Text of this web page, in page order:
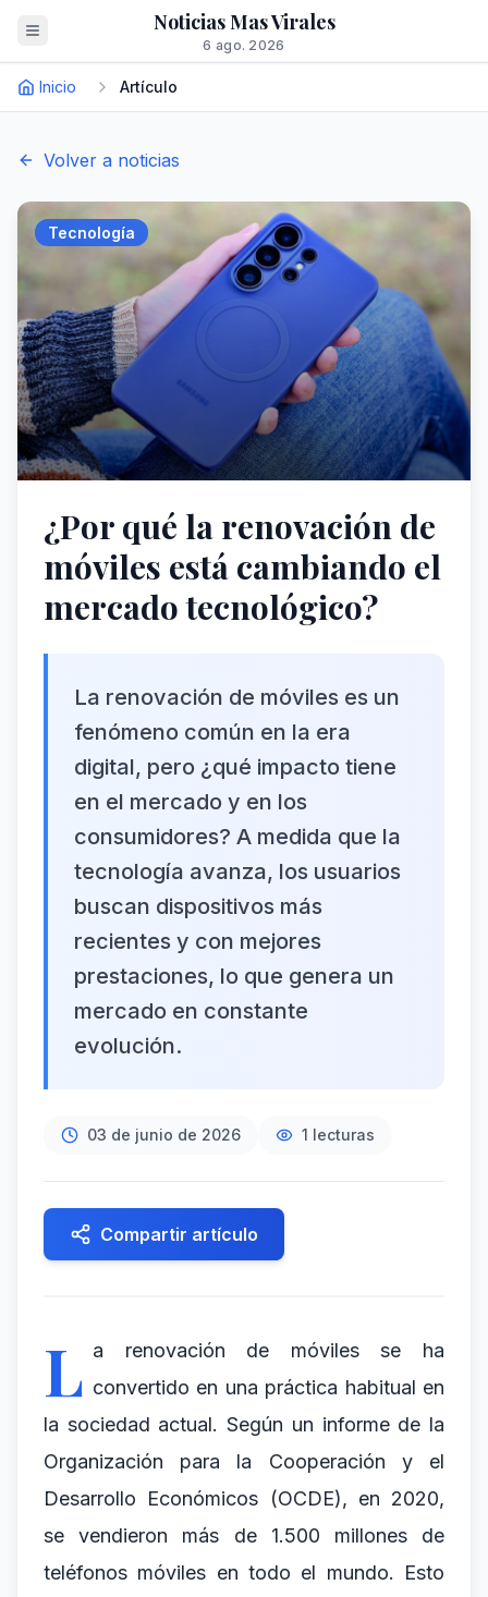
Noticias Mas Virales
6 ago. 2026
Inicio Artículo
Volver a noticias
Tecnología
¿Por qué la renovación de
móviles está cambiando el
mercado tecnológico?
La renovación de móviles es un
fenómeno común en la era
digital, pero ¿qué impacto tiene
en el mercado y en los
consumidores? A medida que la
tecnología avanza, los usuarios
buscan dispositivos más
recientes y con mejores
prestaciones, lo que genera un
mercado en constante
evolución.
03 de junio de 2026 1 lecturas
Compartir artículo
L a renovación de móviles se ha
convertido en una práctica habitual en
la sociedad actual. Según un informe de la
Organización para la Cooperación y el
Desarrollo Económicos (OCDE), en 2020,
se vendieron más de 1.500 millones de
teléfonos móviles en todo el mundo. Esto